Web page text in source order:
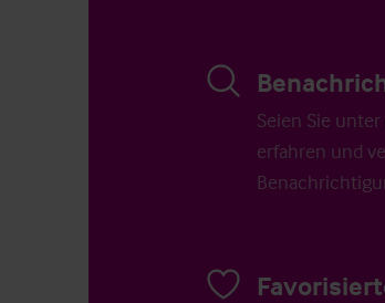
Seien Sie
erfahren und